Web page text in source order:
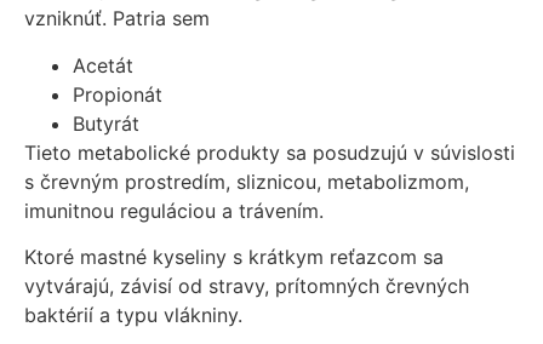
vzniknúť. Patria sem
Acetát
Propionát
Butyrát
Tieto metabolické produkty sa posudzujú v súvislosti
s črevným prostredím, sliznicou, metabolizmom,
imunitnou reguláciou a trávením.
Ktoré mastné kyseliny s krátkym reťazcom sa
vytvárajú, závisí od stravy, prítomných črevných
baktérií a typu vlákniny.